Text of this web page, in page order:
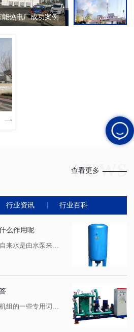
功案例 内蒙
NEWS
查看更多
行业资讯 行业百科
么作用呢
大家都知道，供水系统中市政自来水是由水泵来加压完成的，通过自来水管网供给到千家万户。那么气压罐在给水系统中是起到什么作用呢?快来和小编一起来看看吧!供水系统中市政自来水是由水泵来加压完成的，陕西压力容器厂家通过自来水管网供给到千家万户。通常情况下，如果市政自来水压力可以满足需求的话，就不需要再加装二次供水设备了，但如果...
这篇文章为大家分享有关换热机组的一些专用词解释。跟随小编去学习下吧，希望对大家有所帮助!一、 换热机组专用名词解释1、 一次侧：指热源，例如锅炉房的热水或者蒸汽。2、 二次侧：指热用户，例如地暖，散热器，**空调等等热用户。3、 供水：无论是一次侧或二次侧，热水为供水，即温度高的管路为供水。4、 回水：无论是一次侧或二...